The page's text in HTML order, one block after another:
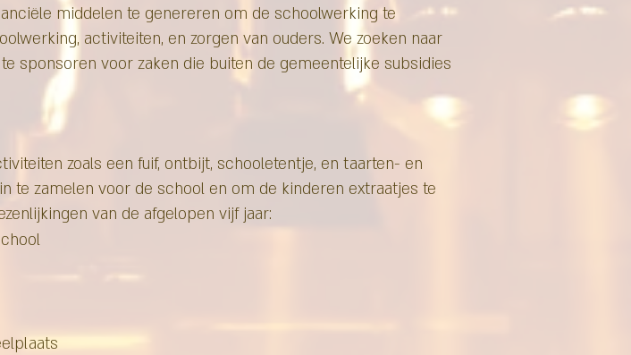
middelen te genereren om de schoolwerking te
activiteiten, en zorgen van ouders. We zoeken naar
sponsoren voor zaken die buiten de gemeentelijke subsidies
zoals een fuif, ontbijt, schooletentje, en taarten- en
te zamelen voor de school en om de kinderen extraatjes te
van de afgelopen vijf jaar: